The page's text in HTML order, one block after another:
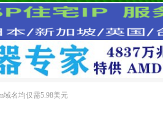
域名均仅需5.98美元